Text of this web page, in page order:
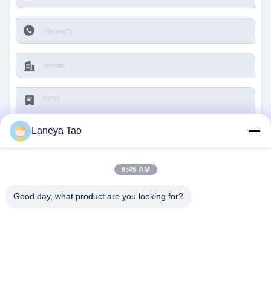
জমা দিন
Laneya Tao
6:45 AM
Good day, what product are you looking for?